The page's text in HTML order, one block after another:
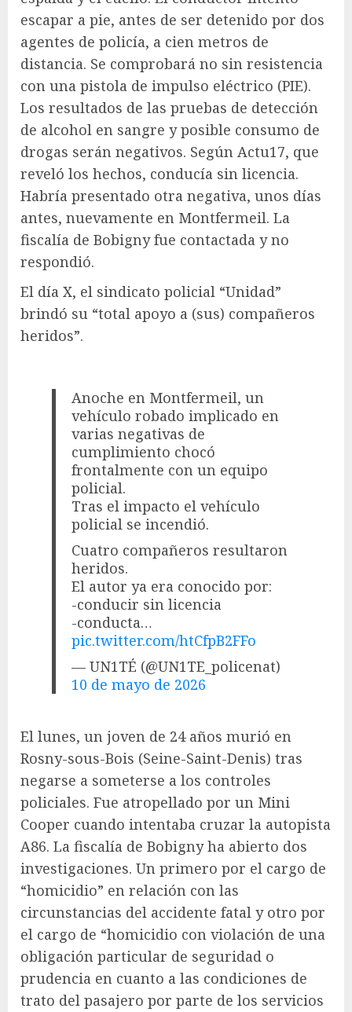
escapar a pie, antes de ser detenido por dos
agentes de policía, a cien metros de
distancia. Se comprobará no sin resistencia
con una pistola de impulso eléctrico (PIE).
Los resultados de las pruebas de detección
de alcohol en sangre y posible consumo de
drogas serán negativos. Según Actu17, que
reveló los hechos, conducía sin licencia.
Habría presentado otra negativa, unos días
antes, nuevamente en Montfermeil. La
fiscalía de Bobigny fue contactada y no
respondió.
El día X, el sindicato policial “Unidad”
brindó su “total apoyo a (sus) compañeros
heridos”.
Anoche en Montfermeil, un
vehículo robado implicado en
varias negativas de
cumplimiento chocó
frontalmente con un equipo
policial.
Tras el impacto el vehículo
policial se incendió.
Cuatro compañeros resultaron
heridos.
El autor ya era conocido por:
-conducir sin licencia
-conducta…
pic.twitter.com/htCfpB2FFo
— UN1TÉ (@UN1TE_policenat)
10 de mayo de 2026
El lunes, un joven de 24 años murió en
Rosny-sous-Bois (Seine-Saint-Denis) tras
negarse a someterse a los controles
policiales. Fue atropellado por un Mini
Cooper cuando intentaba cruzar la autopista
A86. La fiscalía de Bobigny ha abierto dos
investigaciones. Un primero por el cargo de
“homicidio” en relación con las
circunstancias del accidente fatal y otro por
el cargo de “homicidio con violación de una
obligación particular de seguridad o
prudencia en cuanto a las condiciones de
trato del pasajero por parte de los servicios